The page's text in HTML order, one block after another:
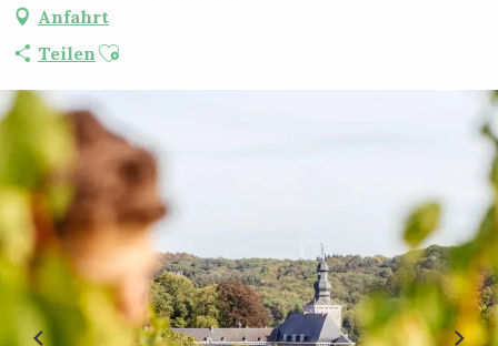
Anfahrt
Teilen Ajouter aux favoris